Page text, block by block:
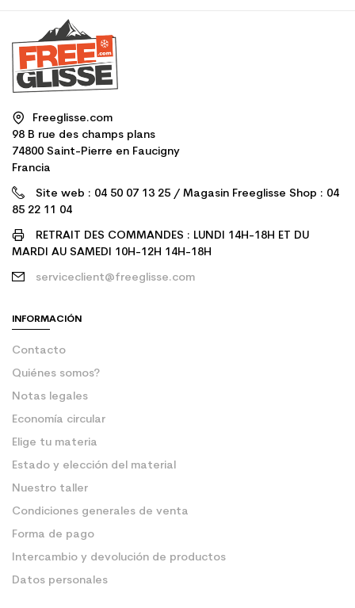
Freeglisse.com
98 B rue des champs plans
74800 Saint-Pierre en Faucigny
Francia
Site web : 04 50 07 13 25 / Magasin Freeglisse Shop : 04
85 22 11 04
RETRAIT DES COMMANDES : LUNDI 14H-18H ET DU
MARDI AU SAMEDI 10H-12H 14H-18H
serviceclient@freeglisse.com
INFORMACIÓN
Contacto
Quiénes somos?
Notas legales
Economía circular
Elige tu materia
Estado y elección del material
Nuestro taller
Condiciones generales de venta
Forma de pago
Intercambio y devolución de productos
Datos personales